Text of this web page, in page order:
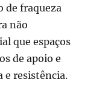
de fraqueza
não
que espaços
de apoio e
e resistência.